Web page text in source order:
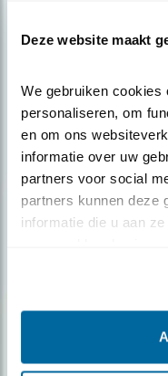
Deze website maakt
We gebruiken cookies
personaliseren, om
en om ons
informatie over uw
partners voor social
partners kunnen deze
informatie die u aan